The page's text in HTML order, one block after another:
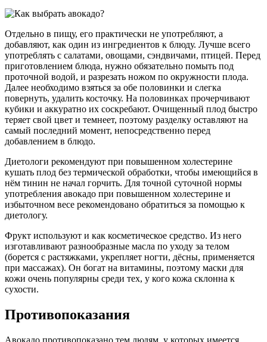
Отдельно в пищу, его практически не употребляют, а
добавляют, как один из ингредиентов к блюду. Лучше всего
употреблять с салатами, овощами, сэндвичами, птицей. Перед
приготовлением блюда, нужно обязательно помыть под
проточной водой, и разрезать ножом по окружности плода.
Далее необходимо взяться за обе половинки и слегка
повернуть, удалить косточку. На половинках прочерчивают
кубики и аккуратно их соскребают. Очищенный плод быстро
теряет свой цвет и темнеет, поэтому разделку оставляют на
самый последний момент, непосредственно перед
добавлением в блюдо.
Диетологи рекомендуют при повышенном холестерине
кушать плод без термической обработки, чтобы имеющийся в
нём тинин не начал горчить. Для точной суточной нормы
употребления авокадо при повышенном холестерине и
избыточном весе рекомендовано обратиться за помощью к
диетологу.
Фрукт используют и как косметическое средство. Из него
изготавливают разнообразные масла по уходу за телом
(борется с растяжками, укрепляет ногти, дёсны, применяется
при массажах). Он богат на витамины, поэтому маски для
кожи очень популярны среди тех, у кого кожа склонна к
сухости.
Противопоказания
Авокадо противопоказано тем людям, у которых имеется